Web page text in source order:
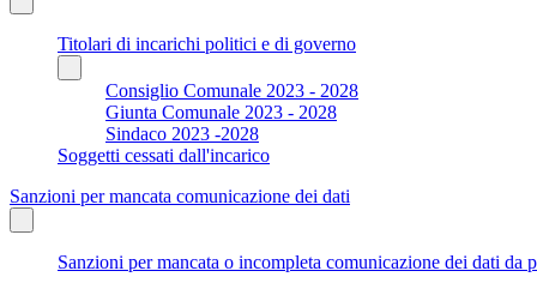
Titolari di incarichi politici e di governo
Consiglio Comunale 2023 - 2028
Giunta Comunale 2023 - 2028
Sindaco 2023 -2028
Soggetti cessati dall'incarico
Sanzioni per mancata comunicazione dei dati
Sanzioni per mancata o incompleta comunicazione dei dati